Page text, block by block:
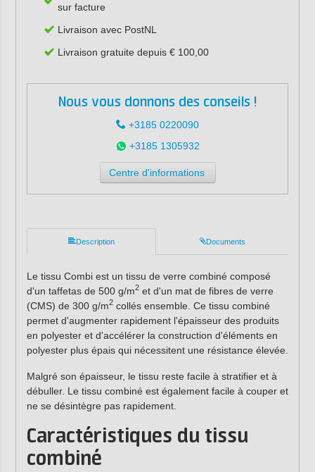
sur facture
Livraison avec PostNL
Livraison gratuite depuis € 100,00
Nous vous donnons des conseils !
+3185 0220090
+3185 1305932
Centre d'informations
Description Documents
Le tissu Combi est un tissu de verre combiné composé
d'un taffetas de 500 g/m2et d'un mat de fibres de verre
(CMS) de 300 g/m2collés ensemble. Ce tissu combiné
permet d'augmenter rapidement l'épaisseur des produits
en polyester et d'accélérer la construction d'éléments en
polyester plus épais qui nécessitent une résistance élevée.
Malgré son épaisseur, le tissu reste facile à stratifier et à
débuller. Le tissu combiné est également facile à couper et
ne se désintègre pas rapidement.
Caractéristiques du tissu
combiné